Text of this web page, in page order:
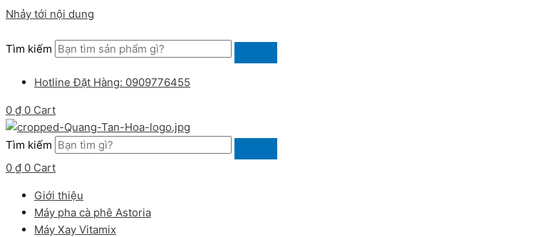
Nhảy tới nội dung
Tìm kiếm
Hotline Đặt Hàng: 0909776455
0 ₫ 0 Cart
Tìm kiếm
0 ₫ 0 Cart
Giới thiệu
Máy pha cà phê Astoria
Máy Xay Vitamix